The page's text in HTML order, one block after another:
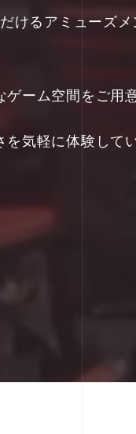
けるアミューズ
ーム空間をご用
気軽に体験して